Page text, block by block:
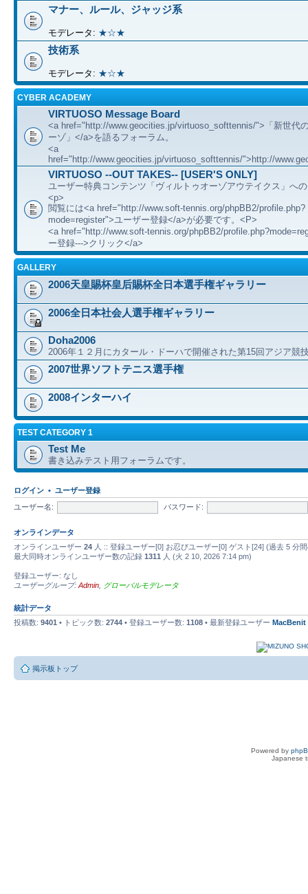
マナー、ルール、ジャッジ系
モデレータ: ★☆★
技術系
モデレータ: ★☆★
CYBER ACADEMY
VIRTUOSO Message Board
<a href="http://www.geocities.jp/virtuoso_softtennis/">「新世代
ーゾ」</a>を語るフォーラム。
<a
href="http://www.geocities.jp/virtuoso_softtennis/">http://
VIRTUOSO --OUT TAKES-- [USER'S ONLY]
ユーザー特典コンテンツ「ヴィルトゥオーゾアウテイクス」へ
<p>
閲覧には<a href="http://www.soft-tennis.org/phpBB2/profile.php?
mode=register">ユーザー登録</a>が必要です。<P>
<a href="http://www.soft-tennis.org/phpBB2/
ー登録--->クリック</a>
GALLERY
2006天皇賜杯皇后賜杯全日本選手権ギャラリー
2006全日本社会人選手権ギャラリー
Doha2006
2006年１２月にカタール・ドーハで開催された第15回アジア競
2007世界ソフトテニス選手権
2008インターハイ
TEST CATEGORY 1
Test Me
書き込みテスト用フォーラムです。
ログイン • ユーザー登録
ユーザー名: パスワード:
オンラインデータ
オンラインユーザー 24 人 :: 登録ユーザー[0] お忍びユーザー[0] ゲスト[24] (過去 5 分
最大同時オンラインユーザー数の記録 1311 人 (火 2 10, 2026 7:14 pm)
登録ユーザー: なし
ユーザーグループ: Admin グローバルモデレータ
統計データ
投稿数: 9401 • トピック数: 2744 • 登録ユーザー数: 1108 • 最新登録ユーザー MacBenit
掲示板トップ
Powered by
Japanese